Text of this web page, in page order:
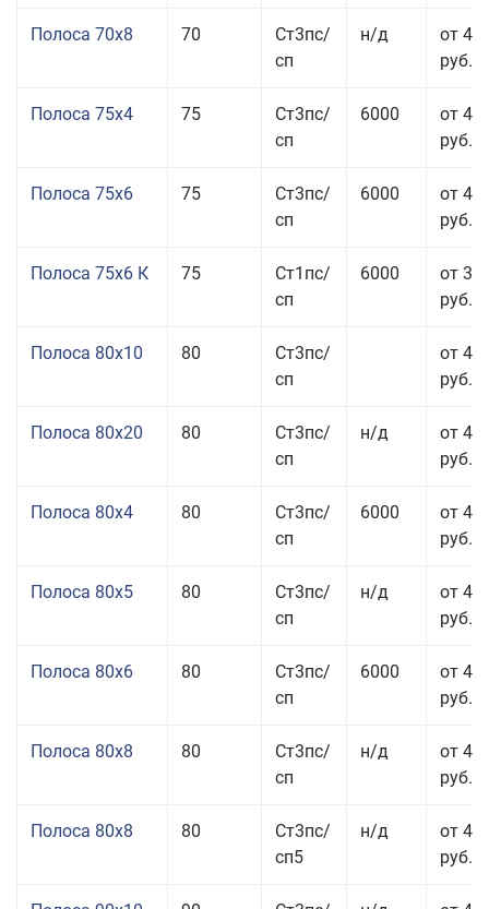
Полоса 70x8 70
Ст3пс/
сп
н/д
от 43
руб.
Полоса 75x4 75
Ст3пс/
сп
6000
от 41
руб.
Полоса 75x6 75
Ст3пс/
сп
6000
от 42
руб.
Полоса 75x6 К 75
Ст1пс/
сп
6000
от 35
руб.
Полоса 80x10 80
Ст3пс/
сп
от 42
руб.
Полоса 80x20 80
Ст3пс/
сп
н/д
от 49
руб.
Полоса 80x4 80
Ст3пс/
сп
6000
от 42
руб.
Полоса 80x5 80
Ст3пс/
сп
н/д
от 43
руб.
Полоса 80x6 80
Ст3пс/
сп
6000
от 42
руб.
Полоса 80x8 80
Ст3пс/
сп
н/д
от 41
руб.
Полоса 80x8 80
Ст3пс/
сп5
н/д
от 41
руб.